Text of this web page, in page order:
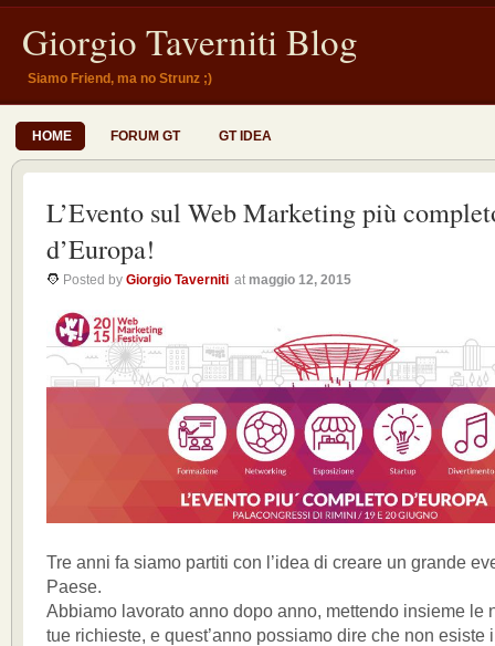
Giorgio Taverniti Blog
Siamo Friend, ma no Strunz ;)
HOME FORUM GT GT IDEA
L’Evento sul Web Marketing più
d’Europa!
Posted by Giorgio Taverniti at maggio 12, 2015
Tre anni fa siamo partiti con l’idea di creare un grande
Paese.
Abbiamo lavorato anno dopo anno, mettendo insieme le
tue richieste, e quest’anno possiamo dire che non esiste